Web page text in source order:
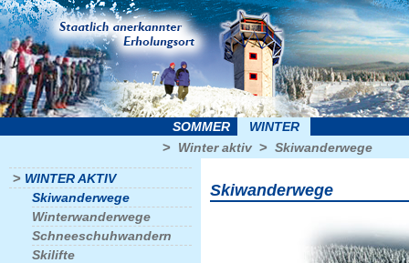
SOMMER WINTER
> Winter aktiv > Skiwanderwege
> WINTER AKTIV
Skiwanderwege
Winterwanderwege
Schneeschuhwandern
Skilifte
Skiwanderwege